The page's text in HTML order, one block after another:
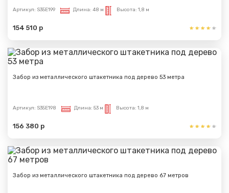
Артикул: S35E199 Длина: 48 м Высота: 1,8 м
154 510 р
Забор из металлического штакетника под дерево 53 метра
Артикул: S35E198 Длина: 53 м Высота: 1,8 м
156 380 р
Забор из металлического штакетника под дерево 67 метров